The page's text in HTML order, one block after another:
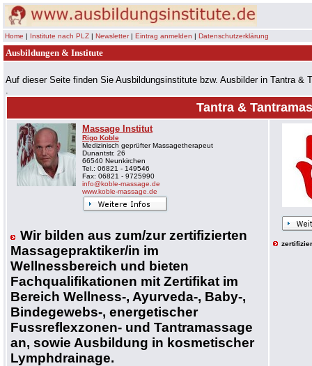
Home | Institute nach PLZ | Newsletter| Eintrag anmelden | Datenschutzerklärung
Ausbildungen &
Auf dieser Seite finden Sie Ausbildungsinstitute bzw. Ausbilder in Tantra &
.
Tantra &
Massage Institut
Rigo Koble
Medizinisch geprüfter Massagetherapeut
Dunantstr. 26
66540 Neunkirchen
Tel.: 06821 - 149546
Fax: 06821 - 9725990
info@koble-massage.de
www.koble-massage.de
Wir bilden aus zum/zur zertifizierten
Massagepraktiker/in im
Wellnessbereich und bieten
Fachqualifikationen mit Zertifikat im
Bereich Wellness-, Ayurveda-, Baby-,
Bindegewebs-, energetischer
Fussreflexzonen- und Tantramassage
an, sowie Ausbildung in kosmetischer
Lymphdrainage.